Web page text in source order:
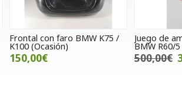
Juego de amortiguadores YSS
BMW R60/5 - R65 - R75/5
500,00€
Juego
para Honda
595,00€